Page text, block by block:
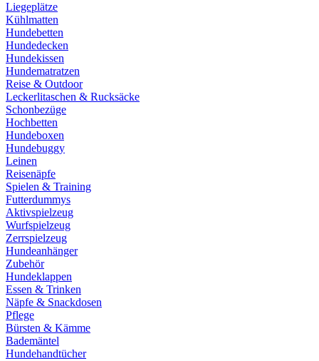
Liegeplätze
Kühlmatten
Hundebetten
Hundedecken
Hundekissen
Hundematratzen
Reise & Outdoor
Leckerlitaschen & Rucksäcke
Schonbezüge
Hochbetten
Hundeboxen
Hundebuggy
Leinen
Reisenäpfe
Spielen & Training
Futterdummys
Aktivspielzeug
Wurfspielzeug
Zerrspielzeug
Hundeanhänger
Zubehör
Hundeklappen
Essen & Trinken
Näpfe & Snackdosen
Pflege
Bürsten & Kämme
Bademäntel
Hundehandtücher